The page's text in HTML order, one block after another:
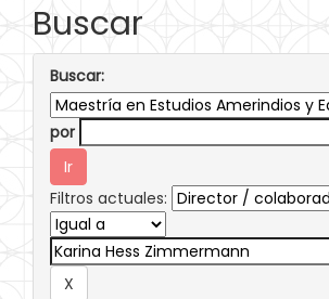
Buscar
Buscar:
por
Filtros actuales: